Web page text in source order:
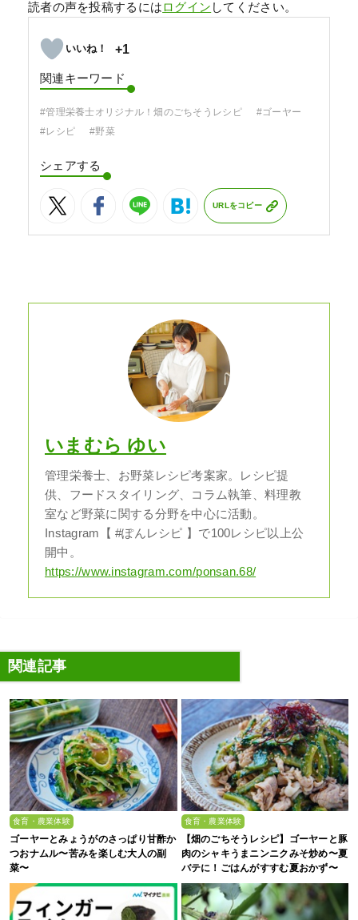
読者の声を投稿するにはログイン してください。
+1
関連キーワード
#管理栄養士オリジナル！畑のごちそうレシピ
#ゴーヤー
#レシピ
#野菜
シェアする
URLをコピー
いまむら ゆい
管理栄養士、お野菜レシピ考案家。レシピ提
供、フードスタイリング、コラム執筆、料理教
室など野菜に関する分野を中心に活動。
Instagram【 #ぽんレシピ 】で100レシピ以上公
開中。
https://www.instagram.com/ponsan.68/
関連記事
食育・農業体験
ゴーヤーとみょうがのさっぱり甘酢か
つおナムル〜苦みを楽しむ大人の副
菜〜
食育・農業体験
【畑のごちそうレシピ】ゴーヤーと豚
肉のシャキうまニンニクみそ炒め〜夏
バテに！ごはんがすすむ夏おかず〜